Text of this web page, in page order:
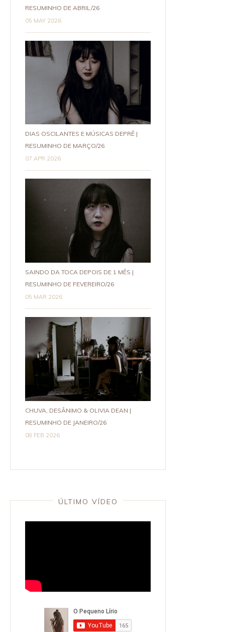
RESUMINHO DE ABRIL/26
05 MAY 2026
DIAS OSCILANTES E MÚSICAS DEPRÊ |
RESUMINHO DE MARÇO/26
07 APR 2026
SAINDO DA TOCA DEPOIS DE 1 MÊS |
RESUMINHO DE FEVEREIRO/26
05 MAR 2026
CHUVA, DESÂNIMO & OLIVIA DEAN |
RESUMINHO DE JANEIRO/26
08 FEB 2026
ÚLTIMO VÍDEO